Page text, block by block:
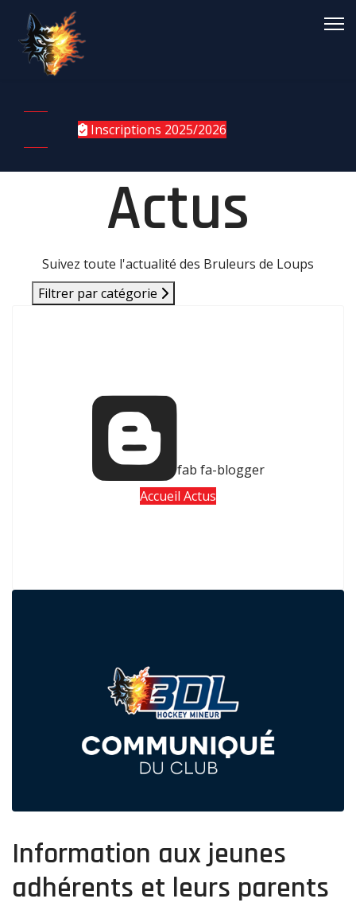
Inscriptions 2025/2026
Actus
Suivez toute l'actualité des Bruleurs de Loups
Filtrer par catégorie
fab fa-blogger
Accueil Actus
Information aux jeunes
adhérents et leurs parents